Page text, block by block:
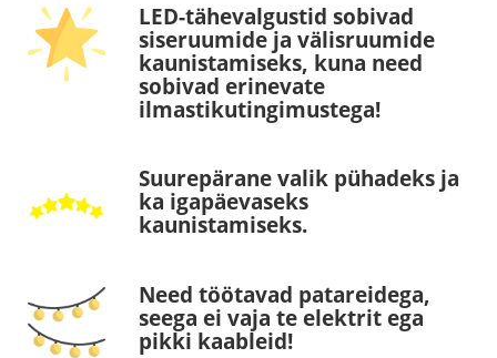
LED-tähevalgustid sobivad
siseruumide ja välisruumide
kaunistamiseks, kuna need
sobivad erinevate
ilmastikutingimustega!
Suurepärane valik pühadeks ja
ka igapäevaseks
kaunistamiseks.
Need töötavad patareidega,
seega ei vaja te elektrit ega
pikki kaableid!